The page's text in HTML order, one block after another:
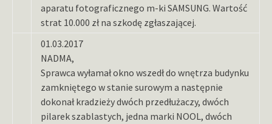
aparatu fotograficznego m-ki SAMSUNG. Wartość
strat 10.000 zł na szkodę zgłaszającej.
01.03.2017
NADMA,
Sprawca wyłamał okno wszedł do wnętrza budynku
zamkniętego w stanie surowym a następnie
dokonał kradzieży dwóch przedłużaczy, dwóch
pilarek szablastych, jedna marki NOOL, dwóch